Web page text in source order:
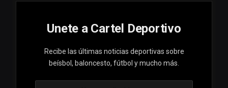
Unete a Cartel Deportivo
Recibe las últimas noticias deportivas sobre
beísbol, baloncesto, fútbol y mucho más.